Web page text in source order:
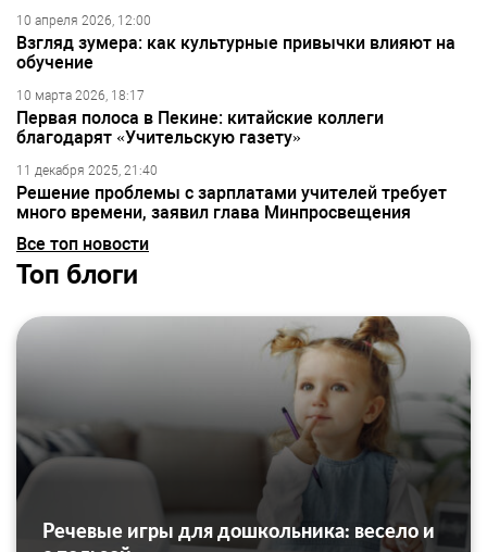
10 апреля 2026, 12:00
Взгляд зумера: как культурные привычки влияют на
обучение
10 марта 2026, 18:17
Первая полоса в Пекине: китайские коллеги
благодарят «Учительскую газету»
11 декабря 2025, 21:40
Решение проблемы с зарплатами учителей требует
много времени, заявил глава Минпросвещения
Все топ новости
Топ блоги
Речевые игры для дошкольника: весело и